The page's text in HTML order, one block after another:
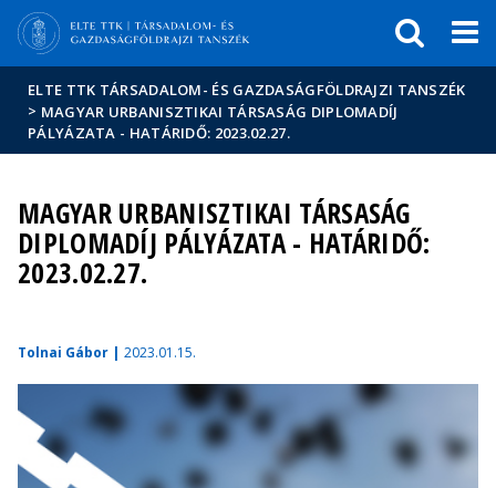
Hírek
Események
ELTE a
sajtóban
ELTE TTK TÁRSADALOM- ÉS GAZDASÁGFÖLDRAJZI TANSZÉK
> MAGYAR URBANISZTIKAI TÁRSASÁG DIPLOMADÍJ
PÁLYÁZATA - HATÁRIDŐ: 2023.02.27.
MAGYAR URBANISZTIKAI TÁRSASÁG
DIPLOMADÍJ PÁLYÁZATA - HATÁRIDŐ:
2023.02.27.
Tolnai Gábor | 2023.01.15.